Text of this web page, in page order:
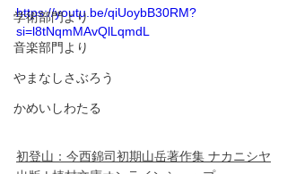
学術部門より
音楽部門より
やまなしさぶろう
かめいしわたる
https://youtu.be/qiUoybB30RM?
si=l8tNqmMAvQlLqmdL
初登山：今西錦司初期山岳著作集 ナカニシヤ